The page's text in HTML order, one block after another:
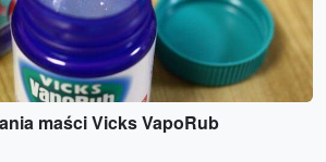
maści Vicks VapoRub